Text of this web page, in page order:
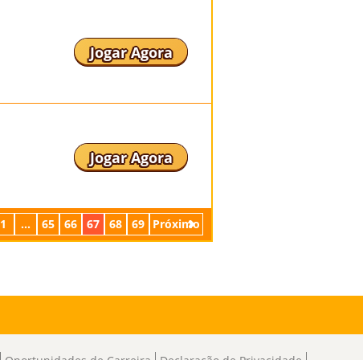
Jogar Agora
Jogar Agora
1 ... 65 66 67 68 69 Próximo